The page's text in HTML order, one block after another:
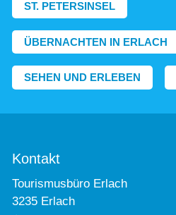
ST. PETERSINSEL
ÜBERNACHTEN IN ERLACH
SEHEN UND ERLEBEN
Kontakt
Tourismusbüro Erlach
3235 Erlach